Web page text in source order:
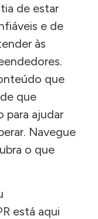
de estar
e de
às
que
que
para ajudar
Navegue
o que
está aqui